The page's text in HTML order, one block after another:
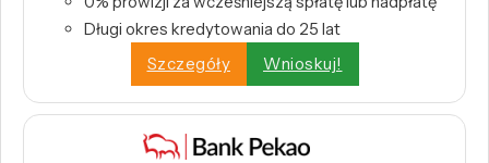
Długi okres kredytowania do 25 lat
Szczegóły
Wnioskuj!